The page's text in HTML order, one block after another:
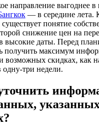
направление выгоднее в
— в середине лета.
понятие
снижение цен на
высокие даты. Перед
получить максимум
возможных скидках, как
одну-три недели.